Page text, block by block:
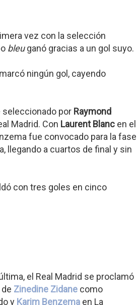
vez con la selección
bleuganó gracias a un gol suyo.
ningún gol, cayendo
seleccionado por Raymond
Madrid. Con Laurent Blanc en el
fue convocado para la fase
llegando a cuartos de final y sin
con tres goles en cinco
el Real Madrid se proclamó
Zinedine Zidane como
y Karim Benzema en La